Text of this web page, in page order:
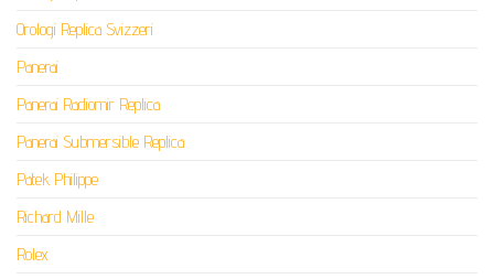
Orologi Replica Svizzeri
Panerai
Panerai Radiomir Replica
Panerai Submersible Replica
Patek Philippe
Richard Mille
Rolex